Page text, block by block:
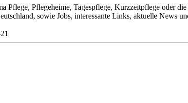
Pflege, Pflegeheime, Tagespflege, Kurzzeitpflege oder
sowie Jobs, interessante Links, aktuelle News